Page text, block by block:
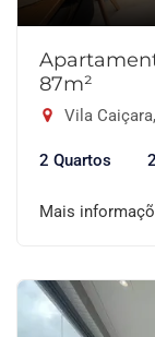
87m²
Vila
2 Quartos
Mais